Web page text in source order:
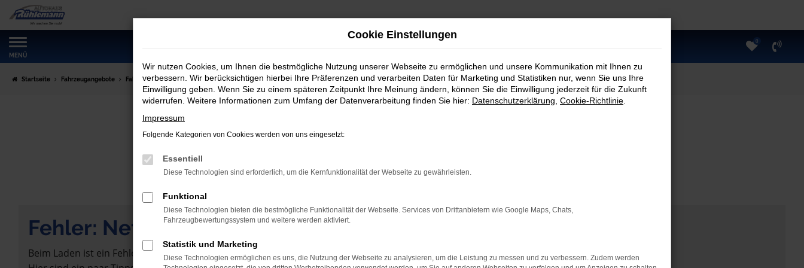
Zum
Hauptinhalt
springen
MENÜ
0
Startseite Fahrzeugangebote Fahrzeugmarkt
Fahrzeugmarkt
Fehler: Network Error
Beim Laden ist ein Fehler aufgetreten.
Cookie Einstellungen
Wir nutzen Cookies, um Ihnen die bestmögliche Nutzung unserer Webseite zu ermöglichen und unsere Kommunikation mit Ihnen zu
verbessern. Wir berücksichtigen hierbei Ihre Präferenzen und verarbeiten Daten für Marketing und Statistiken nur, wenn Sie uns Ihre
Einwilligung geben. Wenn Sie zu einem späteren Zeitpunkt Ihre Meinung ändern, können Sie die Einwilligung jederzeit für die Zukunft
widerrufen. Weitere Informationen zum Umfang der Datenverarbeitung finden Sie hier: Datenschutzerklärung Cookie-Richtlinie
Impressum
Folgende Kategorien von Cookies werden von uns eingesetzt:
Essentiell
Diese Technologien sind erforderlich, um die Kernfunktionalität der Webseite zu gewährleisten.
Funktional
Diese Technologien bieten die bestmögliche Funktionalität der Webseite. Services von Drittanbietern wie Google Maps, Chats,
Fahrzeugbewertungssystem und weitere werden aktiviert.
Statistik und Marketing
Diese Technologien ermöglichen es uns, die Nutzung der Webseite zu analysieren, um die Leistung zu messen und zu verbessern. Zudem werden